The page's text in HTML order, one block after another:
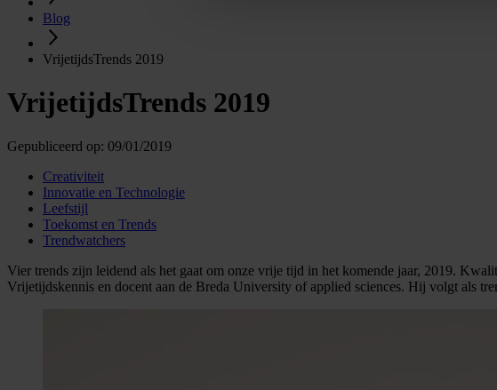
Blog
VrijetijdsTrends 2019
VrijetijdsTrends 2019
Gepubliceerd op: 09/01/2019
Creativiteit
Innovatie en Technologie
Leefstijl
Toekomst en Trends
Trendwatchers
Vier trends zijn leidend als het gaat om onze vrije tijd in het komende jaar, 2019.
Vrijetijdskennis en docent aan de Breda University of applied sciences. Hij volgt als